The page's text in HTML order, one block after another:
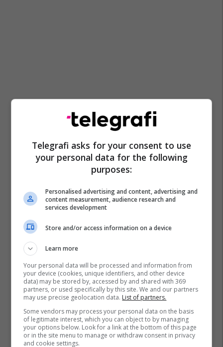
Nebih Shatri Pal Lekaj Bechtel Enke Prokuroria
Telegrafi asks for your consent to use
your personal data for the following
purposes:
Personalised advertising and content, advertising and
content measurement, audience research and
services development
Store and/or access information on a device
Learn more
Your personal data will be processed and information from
your device (cookies, unique identifiers, and other device
data) may be stored by, accessed by and shared with 369
partners, or used specifically by this site. We and our partners
may use precise geolocation data. List of partners.
Some vendors may process your personal data on the basis
of legitimate interest, which you can object to by managing
your options below. Look for a link at the bottom of this page
or in the site menu to manage or withdraw consent in privacy
and cookie settings.